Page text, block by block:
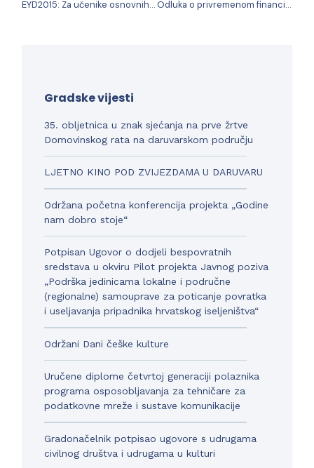
EYD2015: Za učenike osnovnih škola održana predavanja na temu „Kisele kiše„ Odluka o privremenom financiranju Grada Daruvara od 01. siječnja do 31. ožujka 2017. godine
Gradske vijesti
35. obljetnica u znak sjećanja na prve žrtve
Domovinskog rata na daruvarskom području
LJETNO KINO POD ZVIJEZDAMA U DARUVARU
Održana početna konferencija projekta „Godine
nam dobro stoje“
Potpisan Ugovor o dodjeli bespovratnih
sredstava u okviru Pilot projekta Javnog poziva
„Podrška jedinicama lokalne i područne
(regionalne) samouprave za poticanje povratka
i useljavanja pripadnika hrvatskog iseljeništva“
Održani Dani češke kulture
Uručene diplome četvrtoj generaciji polaznika
programa osposobljavanja za tehničare za
podatkovne mreže i sustave komunikacije
Gradonačelnik potpisao ugovore s udrugama
civilnog društva i udrugama u kulturi